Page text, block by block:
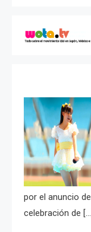
por el anuncio
celebración de